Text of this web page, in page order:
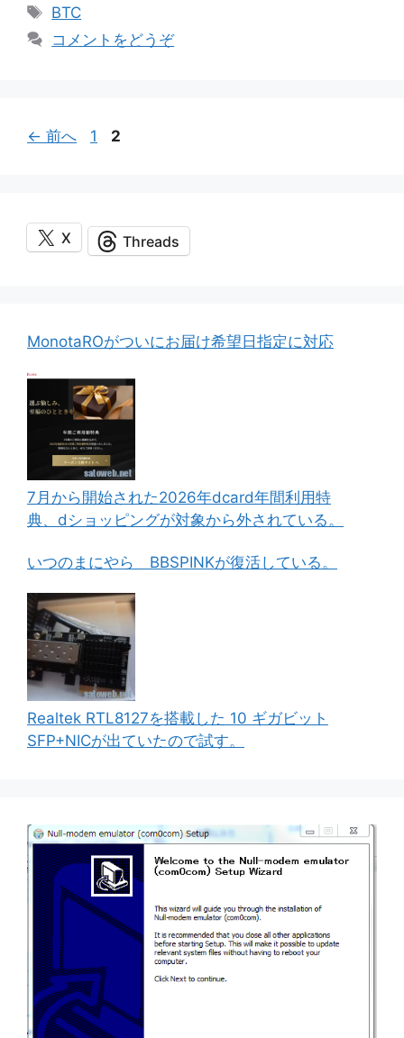
テ
リ
タ
グ
BTC
コメントをどうぞ
← 前へ
ペ
1
ペ
2
X Threads
MonotaROがついにお届け希望日指定に対応
7月から開始された2026年dcard年間利用特
典、dショッピングが対象から外されている。
いつのまにやら BBSPINKが復活している。
Realtek RTL8127を搭載した 10 ギガビット
SFP+NICが出ていたので試す。